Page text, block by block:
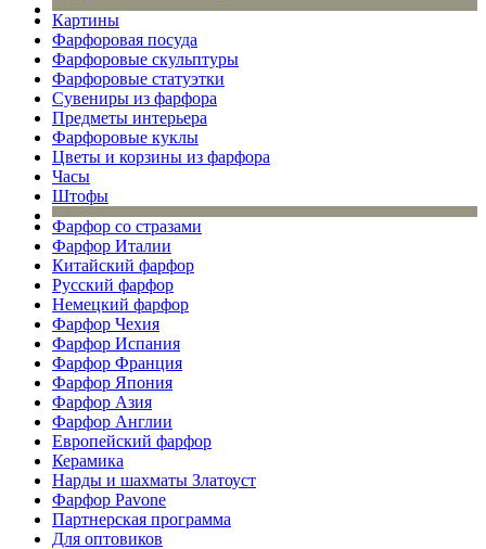
Картины
Фарфоровая посуда
Фарфоровые скульптуры
Фарфоровые статуэтки
Сувениры из фарфора
Предметы интерьера
Фарфоровые куклы
Цветы и корзины из фарфора
Часы
Штофы
Фарфор со стразами
Фарфор Италии
Китайский фарфор
Русский фарфор
Немецкий фарфор
Фарфор Чехия
Фарфор Испания
Фарфор Франция
Фарфор Япония
Фарфор Азия
Фарфор Англии
Европейский фарфор
Керамика
Нарды и шахматы Златоуст
Фарфор Pavone
Партнерская программа
Для оптовиков